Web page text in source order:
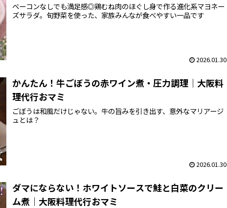
ベーコンなしでも満足感◎鶏むね肉のほぐし身で作る進化系マヨネー
ズサラダ。旬野菜を使った、家族みんなが食べやすい一品です
2026.01.30
かんたん！牛ごぼうの赤ワイン煮・圧力調理｜大阪料
理代行おマミ
ごぼうは和風だけじゃない。牛の旨みを引き出す、意外なマリアージ
ュとは？
2026.01.30
ダマにならない！ホワイトソースで鮭と白菜のクリー
ム煮｜大阪料理代行おマミ